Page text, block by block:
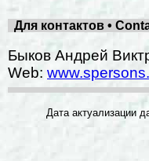
Для контактов •
Быков Андрей
Web:
Дата актуализации